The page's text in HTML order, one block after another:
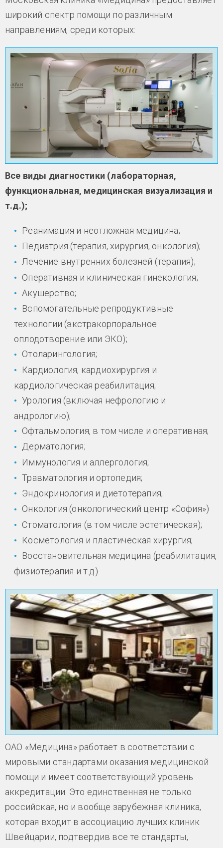
широкий спектр помощи по различным
направлениям, среди которых:
Все виды диагностики (лабораторная,
функциональная, медицинская визуализация и
т.д.);
Реанимация и неотложная медицина;
Педиатрия (терапия, хирургия, онкология);
Лечение внутренних болезней (терапия);
Оперативная и клиническая гинекология;
Акушерство;
Вспомогательные репродуктивные
технологии (экстракорпоральное
оплодотворение или ЭКО);
Отоларингология;
Кардиология, кардиохирургия и
кардиологическая реабилитация;
Урология (включая нефрологию и
андрологию);
Офтальмология, в том числе и оперативная;
Дерматология;
Иммунология и аллергология;
Травматология и ортопедия;
Эндокринология и диетотерапия;
Онкология (онкологический центр «София»)
Стоматология (в том числе эстетическая);
Косметология и пластическая хирургия;
Восстановительная медицина (реабилитация,
физиотерапия и т.д).
ОАО «Медицина» работает в соответствии с
мировыми стандартами оказания медицинской
помощи и имеет соответствующий уровень
аккредитации. Это единственная не только
российская, но и вообще зарубежная клиника,
которая входит в ассоциацию лучших клиник
Швейцарии, подтвердив все те стандарты,